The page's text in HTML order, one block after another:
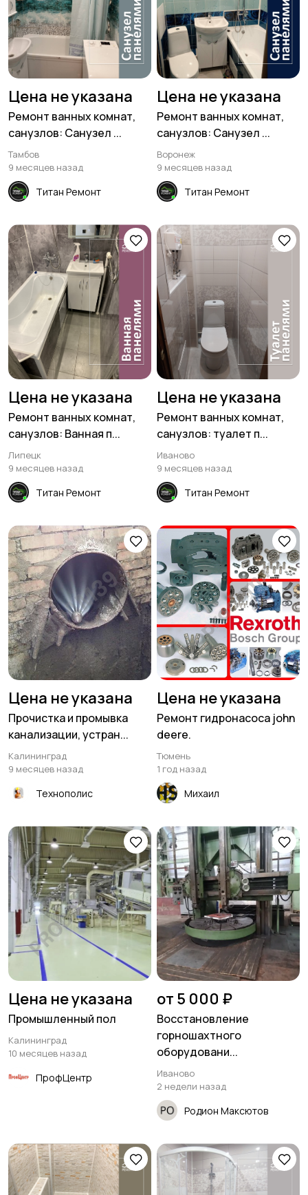
Цена не указана
Ремонт ванных комнат,
санузлов: Санузел ...
Тамбов
9 месяцев назад
Титан Ремонт
Цена не указана
Ремонт ванных комнат,
санузлов: Санузел ...
Воронеж
9 месяцев назад
Титан Ремонт
Цена не указана
Ремонт ванных комнат,
санузлов: Ванная п...
Липецк
9 месяцев назад
Титан Ремонт
Цена не указана
Ремонт ванных комнат,
санузлов: туалет п...
Иваново
9 месяцев назад
Титан Ремонт
Цена не указана
Прочистка и промывка
канализации, устран...
Калининград
9 месяцев назад
Технополис
Цена не указана
Ремонт гидронасоса john
deere.
Тюмень
1 год назад
Михаил
Цена не указана
Промышленный пол
Калининград
10 месяцев назад
ПрофЦентр
от 5 000 ₽
Восстановление
горношахтного
оборудовани...
Иваново
2 недели назад
Родион Максютов